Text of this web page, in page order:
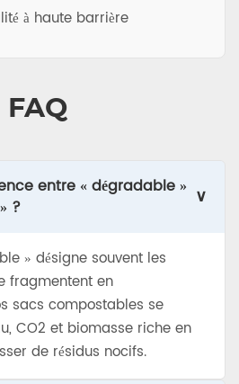
à haute barrière
FAQ
entre « dégradable »
?
∨
» désigne souvent les
fragmentent en
sacs compostables se
CO2 et biomasse riche en
de résidus nocifs.